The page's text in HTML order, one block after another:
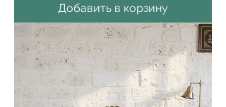
Добавить в корзину